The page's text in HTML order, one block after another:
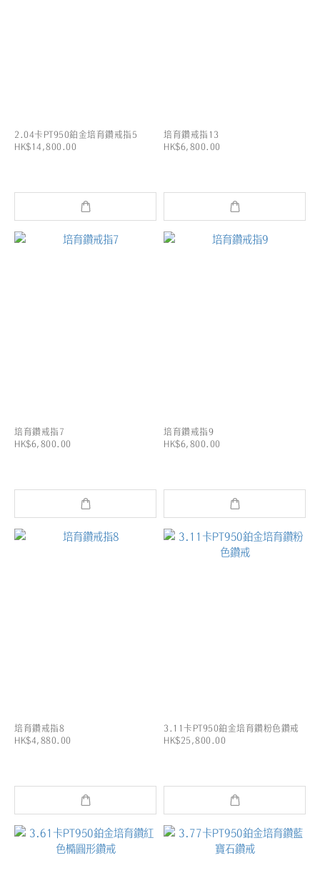
2.04卡PT950鉑金培育鑽戒指5
HK$14,800.00
培育鑽戒指13
HK$6,800.00
培育鑽戒指7
HK$6,800.00
培育鑽戒指9
HK$6,800.00
培育鑽戒指8
HK$4,880.00
3.11卡PT950鉑金培育鑽粉色鑽戒
HK$25,800.00